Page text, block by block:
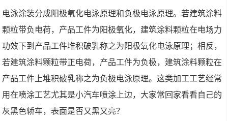
电泳涂装分成阳极氧化电泳原理和负极电泳原理。若建筑涂料
颗粒带负电荷，产品工件为阳极氧化，建筑涂料颗粒在电场力
功效下到产品工件堆积破乳称之为阳极氧化电泳原理；相反，
若建筑涂料颗粒带正电荷，产品工件为负极，建筑涂料颗粒在
产品工件上堆积破乳称之为负极电泳原理。这类加工工艺经常
用在喷涂工艺尤其是小汽车喷涂上边，大家常回家看看自己的
灰黑色轿车，表面是否又黑又亮？